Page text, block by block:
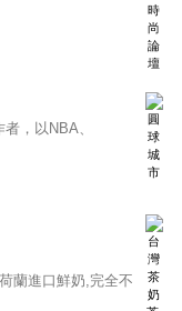
，以NBA、
蘭進口鮮奶,完全不